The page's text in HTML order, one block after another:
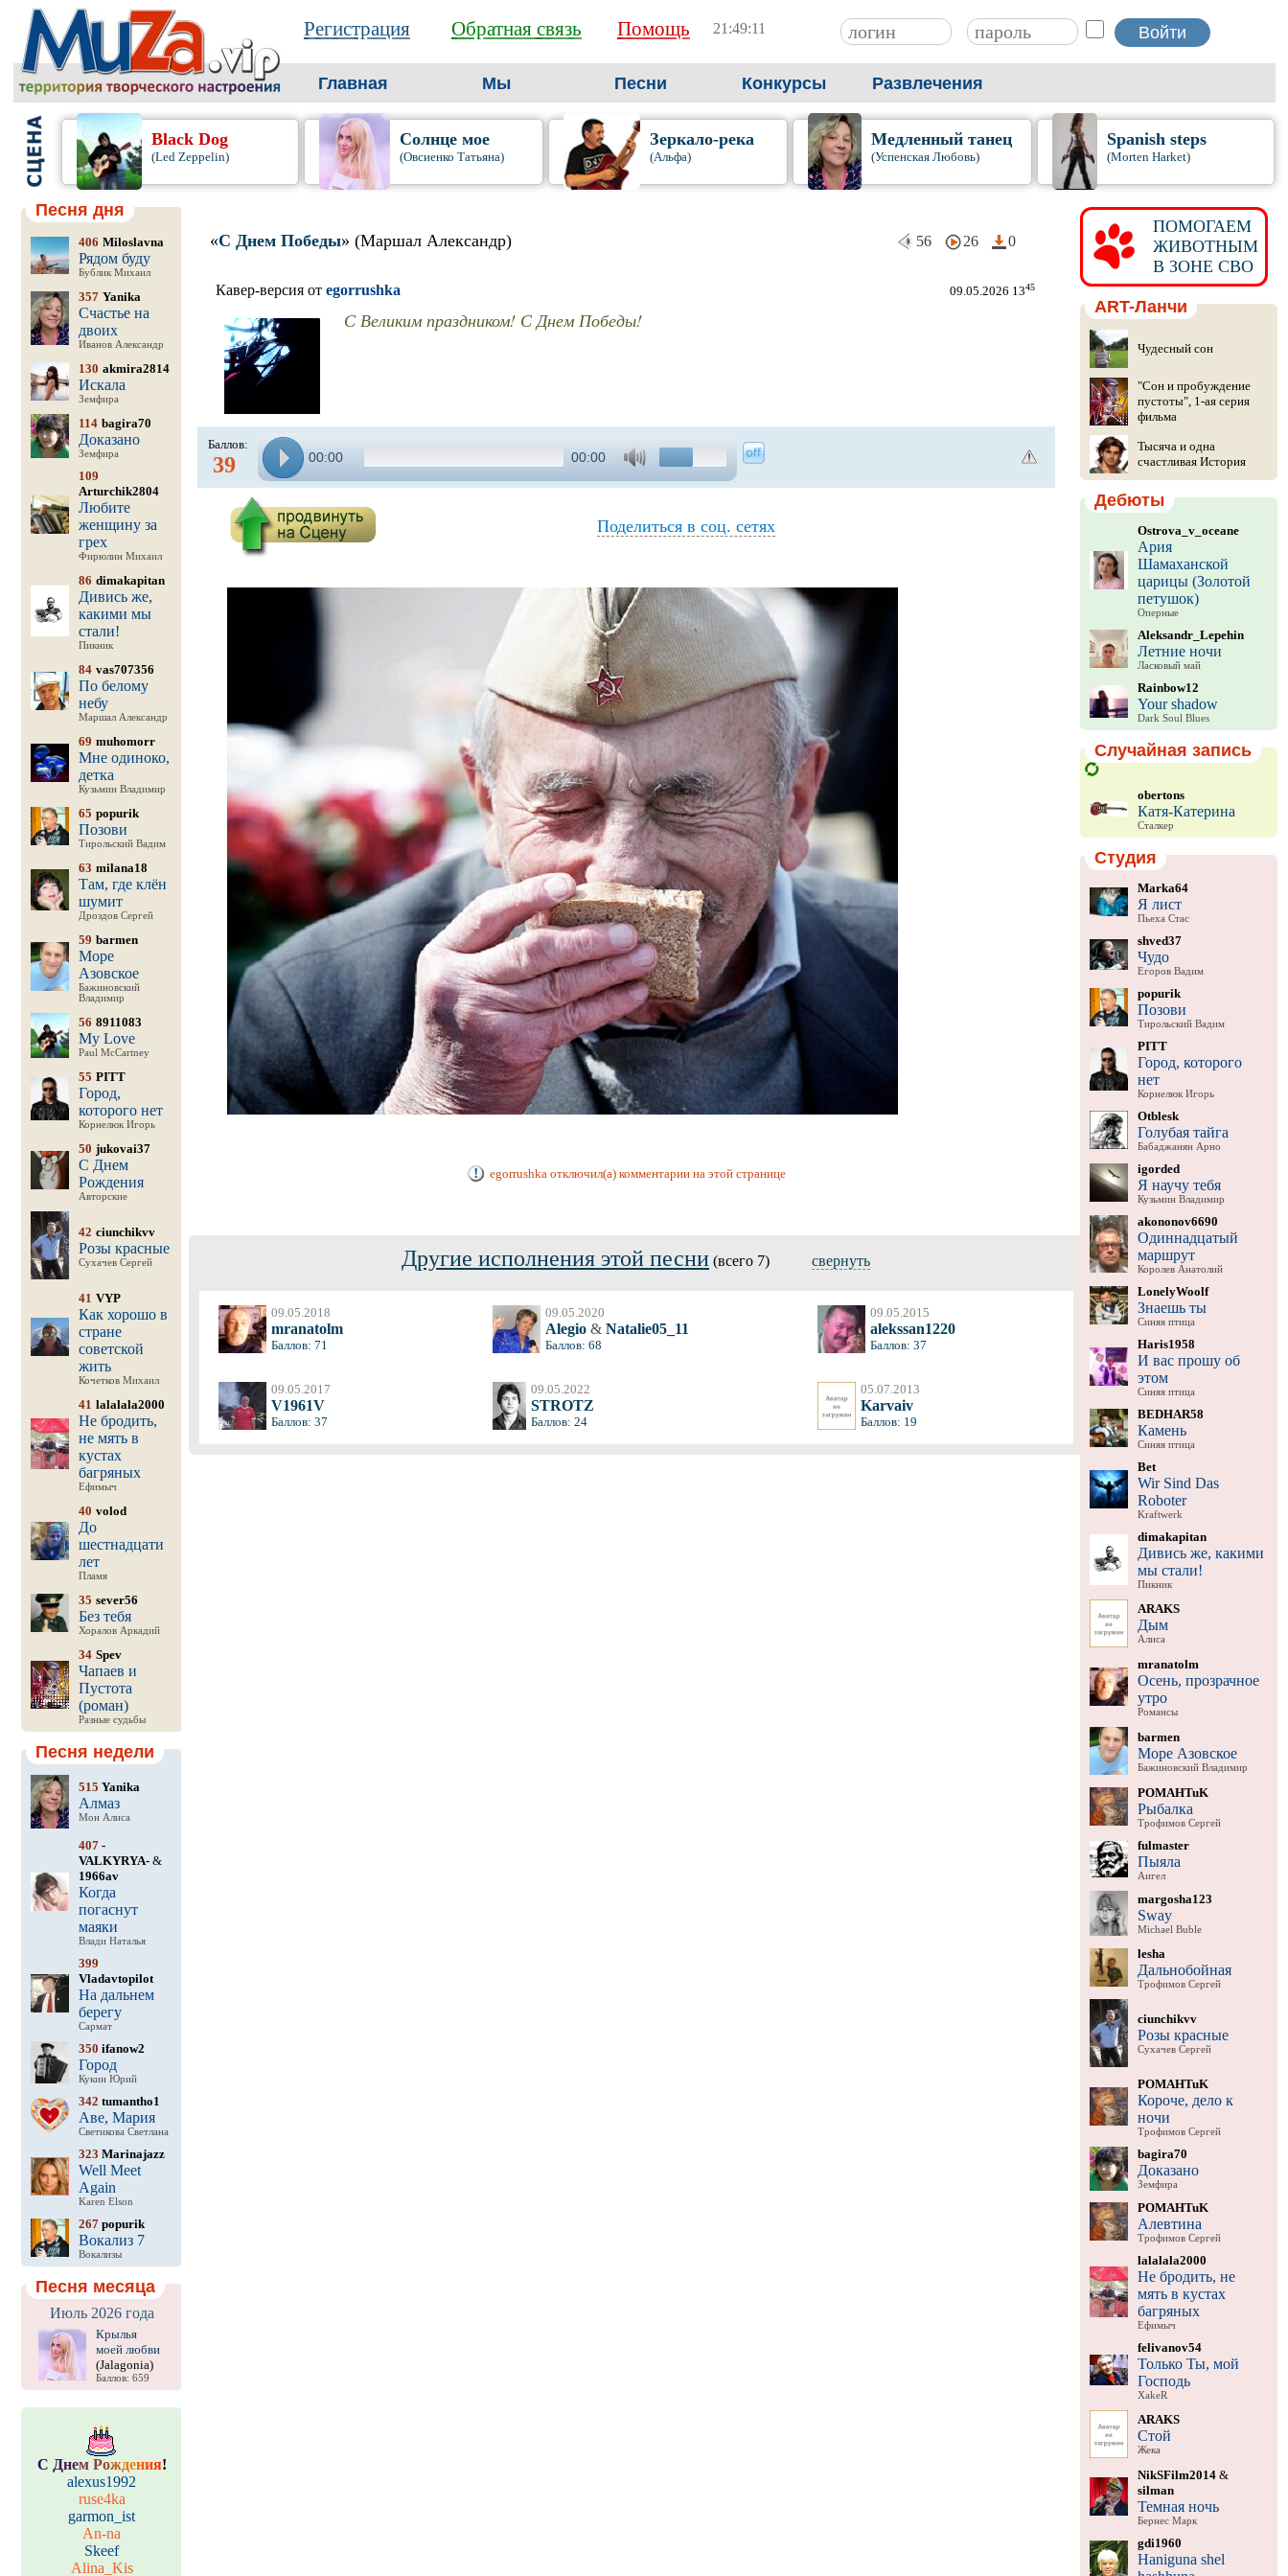
Регистрация Обратная связь Помощь 21:49:12
Главная Мы Песни Конкурсы Развлечения
Black Dog
(Led Zeppelin)
Солнце мое
(Овсиенко Татьяна)
Зеркало-река
(Альфа)
Медленный танец
(Успенская Любовь)
Spanish steps
(Morten Harket)
Песня дня
406 Miloslavna
Рядом буду
Бублик Михаил
357 Yanika
Счастье на
двоих
Иванов Александр
130 akmira2814
Искала
Земфира
114 bagira70
Доказано
Земфира
109
Arturchik2804
Любите
женщину за
грех
Фирюлин Михаил
86 dimakapitan
Дивись же,
какими мы
стали!
Пикник
84 vas707356
По белому
небу
Маршал Александр
69 muhomorr
Мне одиноко,
детка
Кузьмин Владимир
65 popurik
Позови
Тирольский Вадим
63 milana18
Там, где клён
шумит
Дроздов Сергей
59 barmen
Море
Азовское
Бажиновский
Владимир
56 8911083
My Love
Paul McCartney
55 PITT
Город,
которого нет
Корнелюк Игорь
50 jukovai37
С Днем
Рождения
Авторские
42 ciunchikvv
Розы красные
Сухачев Сергей
41 VYP
Как хорошо в
стране
советской
жить
Кочетков Михаил
41 lalalala2000
Не бродить,
не мять в
кустах
багряных
Ефимыч
40 volod
До
шестнадцати
лет
Пламя
35 sever56
Без тебя
Хоралов Аркадий
34 Spev
Чапаев и
Пустота
(роман)
Разные судьбы
Песня недели
515 Yanika
Алмаз
Мон Алиса
407-
VALKYRYA-&
1966av
Когда
погаснут
маяки
Влади Наталья
399
Vladavtopilot
На дальнем
берегу
Сармат
350 ifanow2
Город
Кукин Юрий
342 tumantho1
Аве, Мария
Светикова Светлана
323 Marinajazz
Well Meet
Again
Karen Elson
267popurik
Вокализ 7
Вокализы
Песня месяца
Июль 2026 года
Крылья
моей любви
(Jalagonia)
Баллов: 659
С Днем Рождения!
alexus1992
ruse4ka
garmon_ist
An-na
Skeef
Alina_Kis
«С Днем Победы» (Маршал Александр) 56 26 0
Кавер-версия от egorrushka 09.05.2026 1345
С Великим праздником! С Днем Победы!
Баллов:
39 00:00 00:00
Поделиться в соц. сетях
egorrushka отключил(а) комментарии на этой странице
Другие исполнения этой песни (всего 7) свернуть
09.05.2018
mranatolm
Баллов: 71
09.05.2020
Alegio &Natalie05_11
Баллов: 68
09.05.2015
alekssan1220
Баллов: 37
09.05.2017
V1961V
Баллов: 37
09.05.2022
STROTZ
Баллов: 24
05.07.2013
Karvaiv
Баллов: 19
ПОМОГАЕМ
ЖИВОТНЫМ
В ЗОНЕ СВО
ART-Ланчи
Чудесный сон
"Сон и пробуждение
пустоты", 1-ая серия
фильма
Тысяча и одна
счастливая История
Дебюты
Ostrova_v_oceane
Ария
Шамаханской
царицы (Золотой
петушок)
Оперные
Aleksandr_Lepehin
Летние ночи
Ласковый май
Rainbow12
Your shadow
Dark Soul Blues
Случайная запись
obertons
Катя-Катерина
Сталкер
Студия
Marka64
Я лист
Пьеха Стас
shved37
Чудо
Егоров Вадим
popurik
Позови
Тирольский Вадим
PITT
Город, которого
нет
Корнелюк Игорь
Otblesk
Голубая тайга
Бабаджанян Арно
igorded
Я научу тебя
Кузьмин Владимир
akononov6690
Одиннадцатый
маршрут
Королев Анатолий
LonelyWoolf
Знаешь ты
Синяя птица
Haris1958
И вас прошу об
этом
Синяя птица
BEDHAR58
Камень
Синяя птица
Bet
Wir Sind Das
Roboter
Kraftwerk
dimakapitan
Дивись же, какими
мы стали!
Пикник
ARAKS
Дым
Алиса
mranatolm
Осень, прозрачное
утро
Романсы
barmen
Море Азовское
Бажиновский Владимир
POMAHTuK
Рыбалка
Трофимов Сергей
fulmaster
Пыяла
Аигел
margosha123
Sway
Michael Buble
lesha
Дальнобойная
Трофимов Сергей
ciunchikvv
Розы красные
Сухачев Сергей
POMAHTuK
Короче, дело к
ночи
Трофимов Сергей
bagira70
Доказано
Земфира
POMAHTuK
Алевтина
Трофимов Сергей
lalalala2000
Не бродить, не
мять в кустах
багряных
Ефимыч
felivanov54
Только Ты, мой
Господь
XakeR
ARAKS
Стой
Жека
NikSFilm2014&
silman
Темная ночь
Бернес Марк
gdi1960
Haniguna shel